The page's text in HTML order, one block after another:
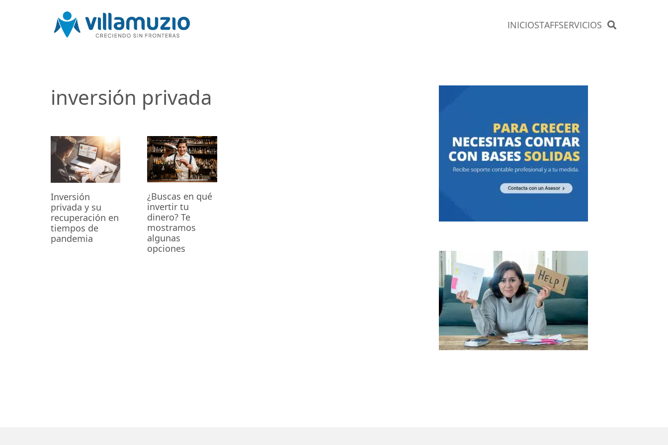
INICIOSTAFFSERVICIOS
inversión privada
Inversión
privada y su
recuperación en
tiempos de
pandemia
¿Buscas en qué
invertir tu
dinero? Te
mostramos
algunas
opciones